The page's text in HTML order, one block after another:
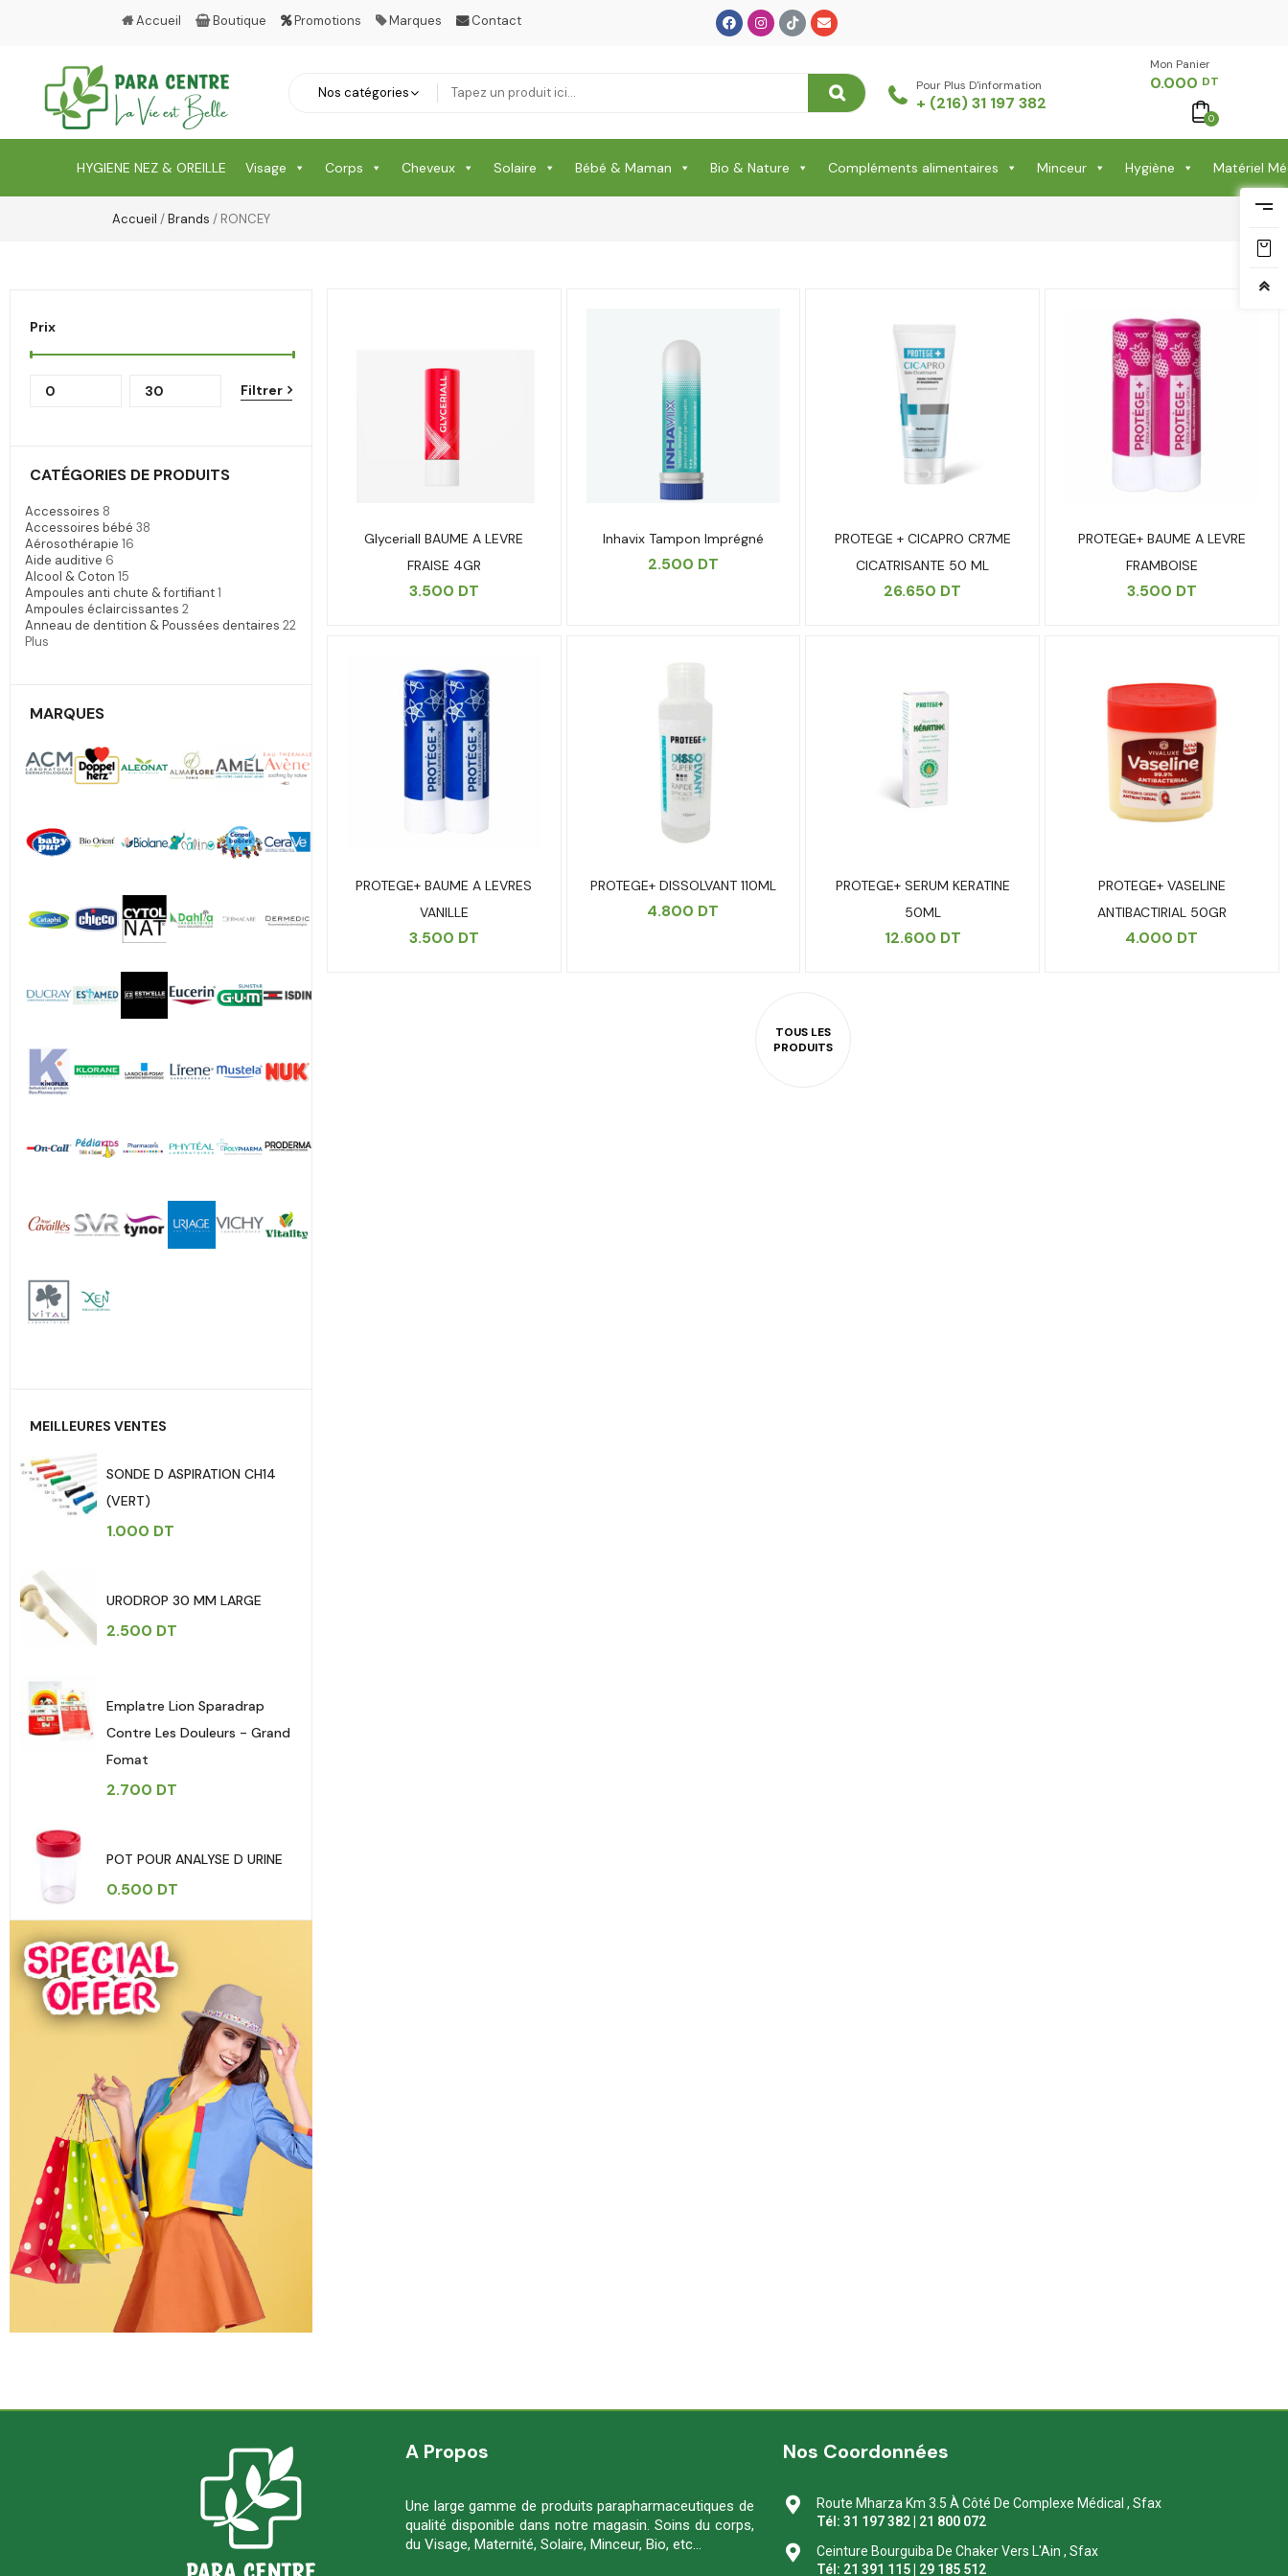
Accueil Boutique Promotions Marques Contact
Pour Plus D'information
+ (216) 31 197 382
Mon Panier -
0.000 DT
0
HYGIENE NEZ & OREILLE Visage Corps Cheveux Solaire Bébé & Maman Bio & Nature Compléments alimentaires Minceur Hygiène Matériel
Accueil /Brands / RONCEY
Prix
Filtrer
CATÉGORIES DE PRODUITS
Accessoires 8
Accessoires bébé 38
Aérosothérapie 16
Aide auditive 6
Alcool & Coton 15
Ampoules anti chute & fortifiant1
Ampoules éclaircissantes 2
Anneau de dentition & Poussées dentaires 22
Plus
MARQUES
MEILLEURES VENTES
SONDE D ASPIRATION CH14
(VERT)
1.000 DT
URODROP 30 MM LARGE
2.500 DT
Emplatre Lion Sparadrap
Contre Les Douleurs - Grand
Fomat
2.700 DT
POT POUR ANALYSE D URINE
0.500 DT
Glyceriall BAUME A LEVRE
FRAISE 4GR
3.500 DT
Inhavix Tampon Imprégné
2.500 DT
PROTEGE + CICAPRO CR7ME
CICATRISANTE 50 ML
26.650 DT
PROTEGE+ BAUME A LEVRE
FRAMBOISE
3.500 DT
PROTEGE+ BAUME A LEVRES
VANILLE
3.500 DT
PROTEGE+ DISSOLVANT 110ML
4.800 DT
PROTEGE+ SERUM KERATINE
50ML
12.600 DT
PROTEGE+ VASELINE
ANTIBACTIRIAL 50GR
4.000 DT
A Propos
Une large gamme de produits parapharmaceutiques de
qualité disponible dans notre magasin. Soins du corps,
du Visage, Maternité, Solaire, Minceur, Bio, etc…
Nos Coordonnées
Route Mharza Km 3.5 À Côté De Complexe Médical , Sfax
Tél: 31 197 382 | 21 800 072
Ceinture Bourguiba De Chaker Vers L'Ain , Sfax
Tél: 21 391 115 | 29 185 512